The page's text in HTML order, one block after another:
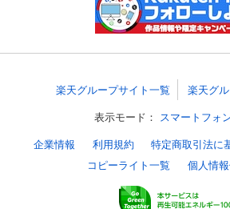
楽天グループサイト一覧 楽天グ
表示モード： スマートフォ
企業情報 利用規約 特定商取引法に
コピーライト一覧
個人情